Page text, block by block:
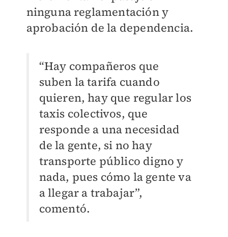
ninguna reglamentación y
aprobación de la dependencia.
“Hay compañeros que
suben la tarifa cuando
quieren, hay que regular los
taxis colectivos, que
responde a una necesidad
de la gente, si no hay
transporte público digno y
nada, pues cómo la gente va
a llegar a trabajar”,
comentó.